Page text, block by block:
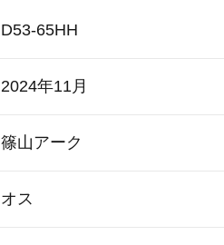
D53-65HH
2024年11月
篠山アーク
オス